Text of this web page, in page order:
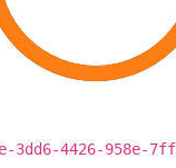
3dd6-4426-958e-